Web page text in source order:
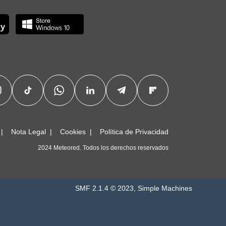
Nota Legal Cookies Política de Privacidad
2024 Meteored. Todos los derechos reservados
SMF 2.1.4 © 2023, Simple Machines